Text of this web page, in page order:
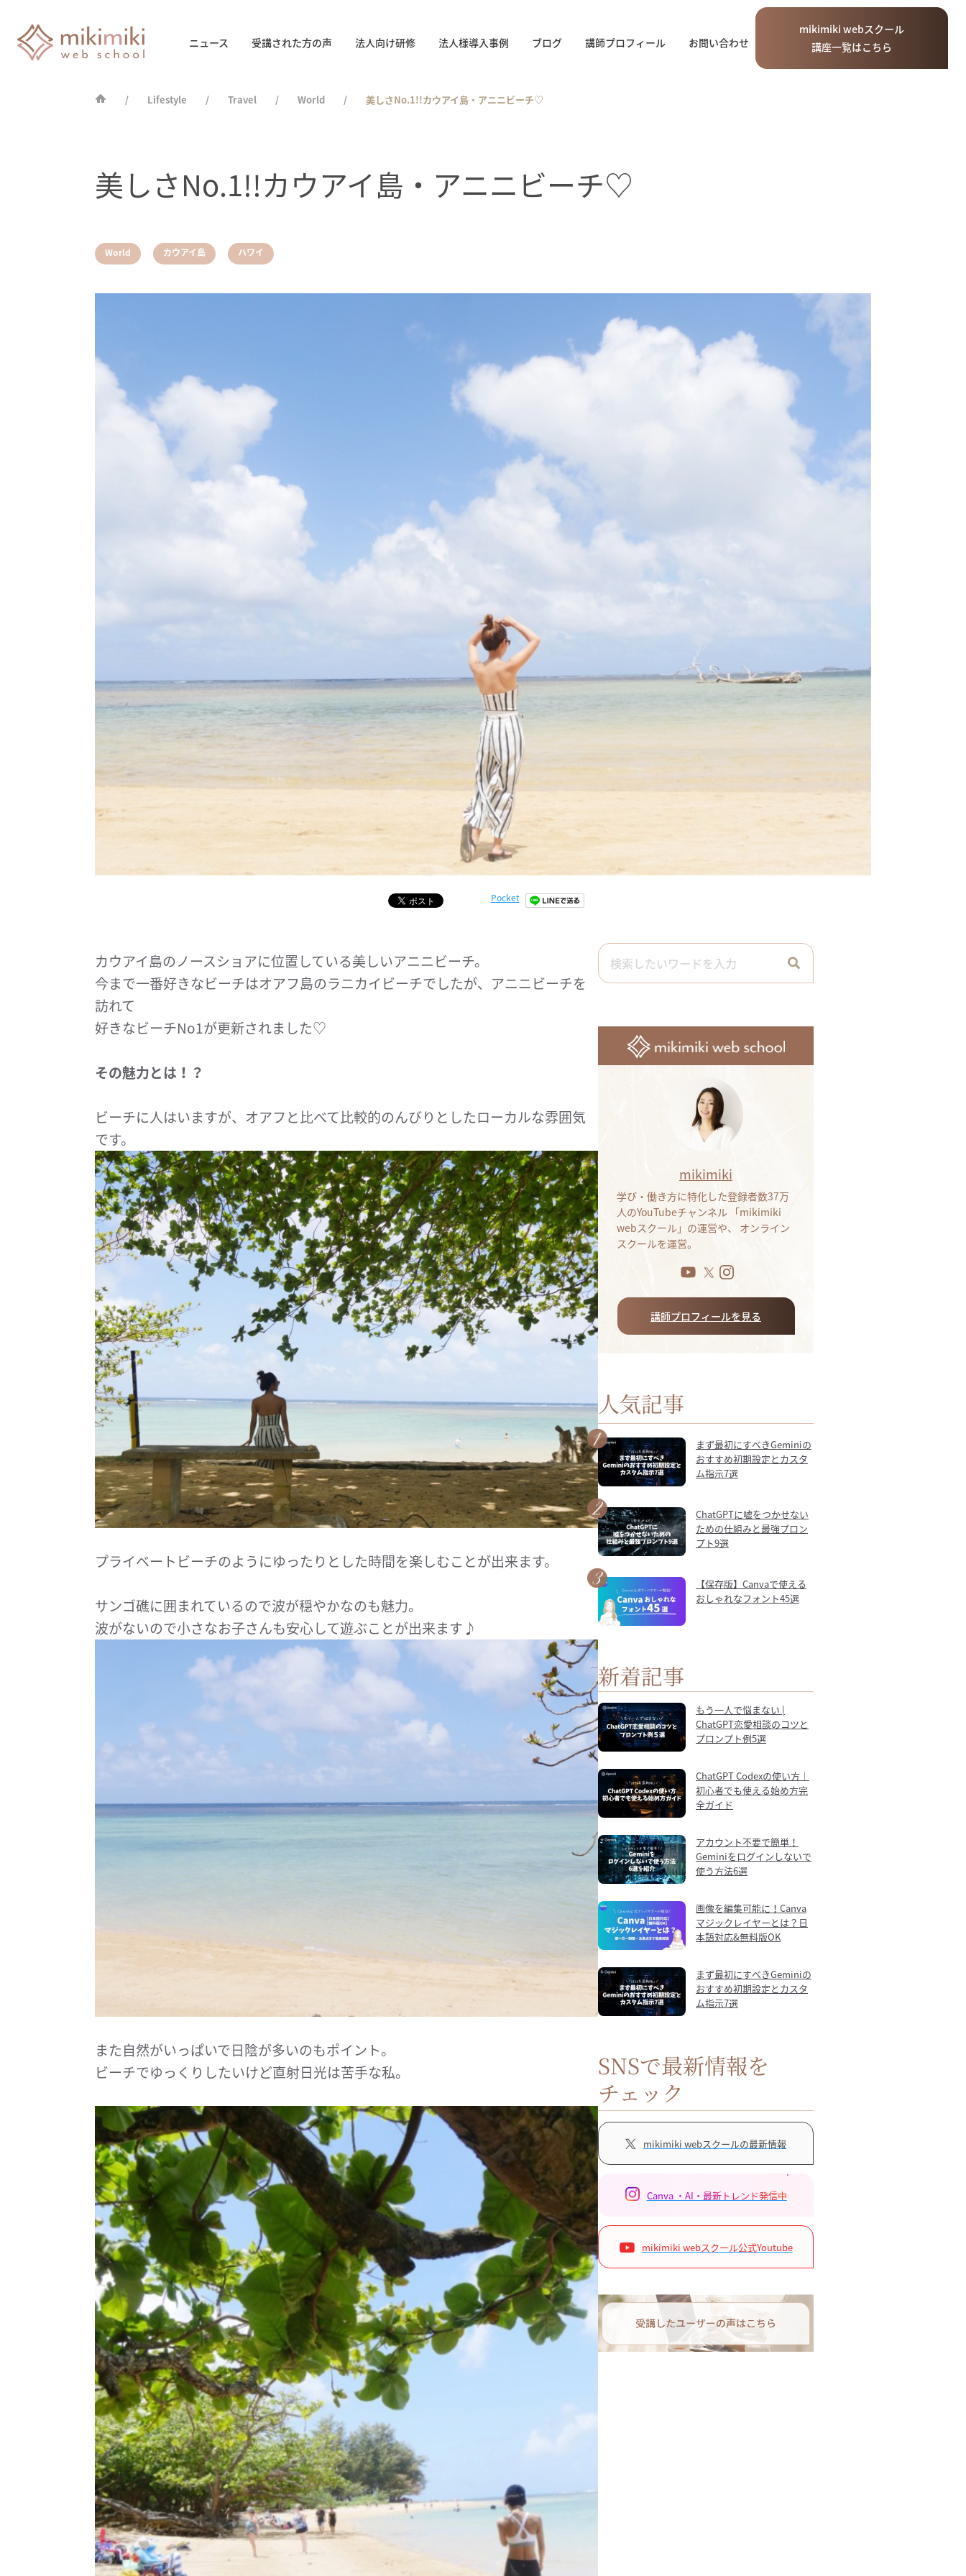
ニュース 受講された方の声 法人向け研修 法人様導入事例 ブログ 講師プロフィール お問い合わせ
mikimiki webスクール
講座一覧はこちら
Lifestyle Travel World 美しさNo.1!!カウアイ島・アニニビーチ♡
World カウアイ島 ハワイ
美しさNo.1!!カウアイ島・アニニビーチ♡
Pocket
カウアイ島のノースショアに位置している美しいアニニビーチ。
今まで一番好きなビーチはオアフ島のラニカイビーチでしたが、アニニビーチを
訪れて
好きなビーチNo1が更新されました♡
その魅力とは！？
ビーチに人はいますが、オアフと比べて比較的のんびりとしたローカルな雰囲気
です。
プライベートビーチのようにゆったりとした時間を楽しむことが出来ます。
サンゴ礁に囲まれているので波が穏やかなのも魅力。
波がないので小さなお子さんも安心して遊ぶことが出来ます♪
また自然がいっぱいで日陰が多いのもポイント。
ビーチでゆっくりしたいけど直射日光は苦手な私。
mikimiki
学び・働き方に特化した登録者数37万
人のYouTubeチャンネル 「mikimiki
webスクール」の運営や、 オンライン
スクールを運営。
講師プロフィールを見る
人気記事
まず最初にすべきGeminiの
おすすめ初期設定とカスタ
ム指示7選
ChatGPTに嘘をつかせない
ための仕組みと最強プロン
プト9選
【保存版】Canvaで使える
おしゃれなフォント45選
新着記事
もう一人で悩まない |
ChatGPT恋愛相談のコツと
プロンプト例5選
ChatGPT Codexの使い方｜
初心者でも使える始め方完
全ガイド
アカウント不要で簡単！
Geminiをログインしないで
使う方法6選
画像を編集可能に！Canva
マジックレイヤーとは？日
本語対応&無料版OK
まず最初にすべきGeminiの
おすすめ初期設定とカスタ
ム指示7選
SNSで最新情報を
チェック
mikimiki webスクールの最新情報
Canva ・AI・最新トレンド発信中
mikimiki webスクール公式Youtube